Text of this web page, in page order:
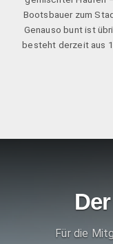
Bootsbauer zum
Genauso bunt ist
besteht derzeit aus
Für die